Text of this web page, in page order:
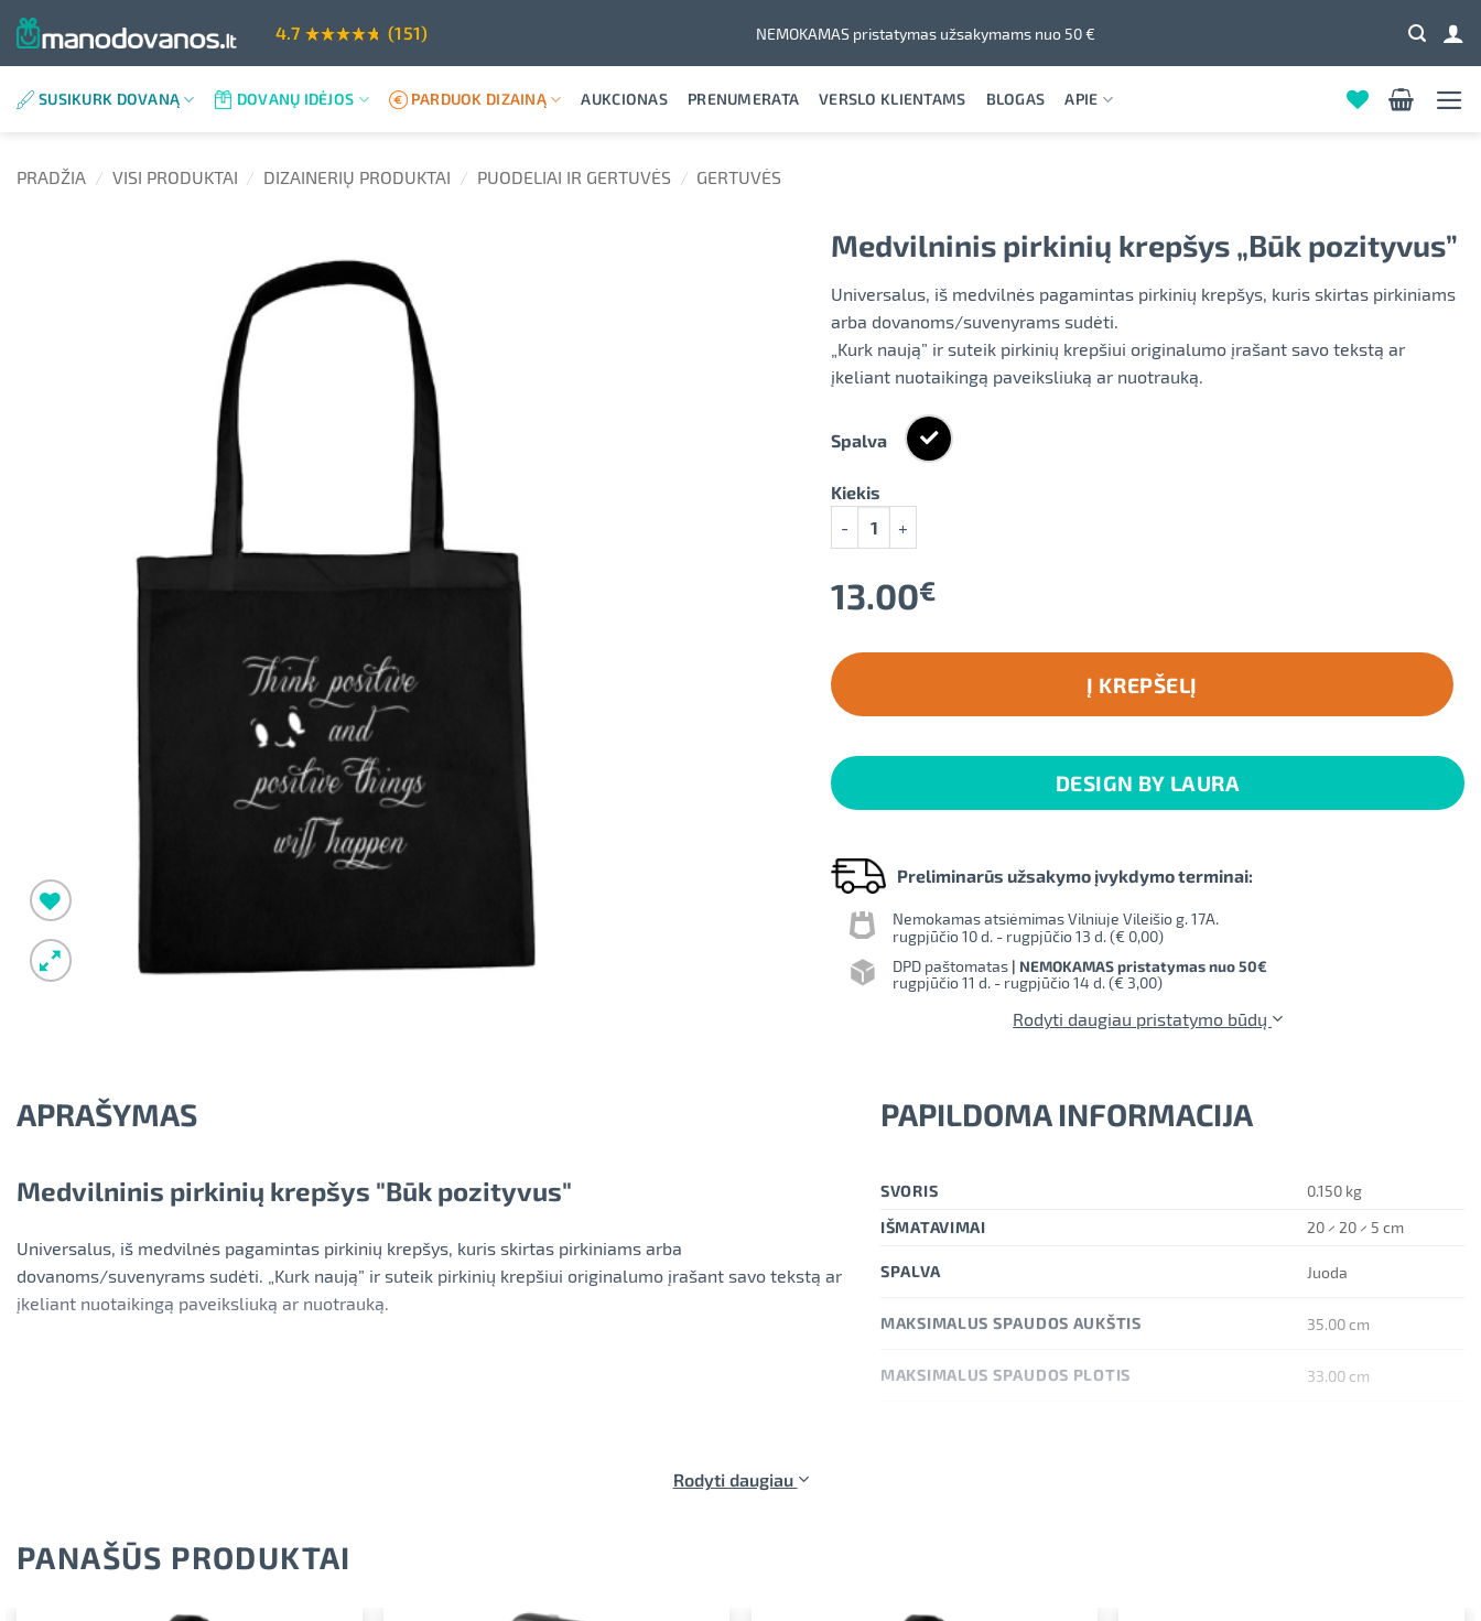
Skip
content
4.7 (151) NEMOKAMAS pristatymas užsakymams nuo 50 €
SUSIKURK DOVANĄ DOVANŲ IDĖJOS PARDUOK DIZAINĄ AUKCIONAS PRENUMERATA VERSLO KLIENTAMS BLOGAS APIE
PRADŽIA / VISI PRODUKTAI / DIZAINERIŲ PRODUKTAI / PUODELIAI IR GERTUVĖS / GERTUVĖS
Pridėti į
norimus
Medvilninis pirkinių krepšys „Būk pozityvus”
Universalus, iš medvilnės pagamintas pirkinių krepšys, kuris skirtas pirkiniams
arba dovanoms/suvenyrams sudėti.
„Kurk naują” ir suteik pirkinių krepšiui originalumo įrašant savo tekstą ar
įkeliant nuotaikingą paveiksliuką ar nuotrauką.
Spalva
Kiekis
13.00€
Į KREPŠELĮ
DESIGN BY LAURA
Preliminarūs užsakymo įvykdymo terminai:
Nemokamas atsiėmimas Vilniuje Vileišio g. 17A.
rugpjūčio 10 d. - rugpjūčio 13 d. (€ 0,00)
DPD paštomatas | NEMOKAMAS pristatymas nuo 50€
rugpjūčio 11 d. - rugpjūčio 14 d. (€ 3,00)
Rodyti daugiau pristatymo būdų
APRAŠYMAS
Medvilninis pirkinių krepšys "Būk pozityvus"
Universalus, iš medvilnės pagamintas pirkinių krepšys, kuris skirtas pirkiniams arba
dovanoms/suvenyrams sudėti. „Kurk naują” ir suteik pirkinių krepšiui originalumo įrašant savo tekstą ar
įkeliant nuotaikingą paveiksliuką ar nuotrauką.
PAPILDOMA INFORMACIJA
SVORIS
0.150 kg
IŠMATAVIMAI
20 × 20 × 5 cm
SPALVA Juoda
MAKSIMALUS SPAUDOS AUKŠTIS 35.00 cm
MAKSIMALUS SPAUDOS PLOTIS 33.00 cm
Rodyti daugiau
PANAŠŪS PRODUKTAI